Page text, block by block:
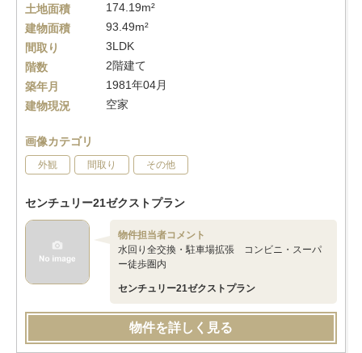
土地面積
174.19m²
建物面積
93.49m²
間取り
3LDK
階数
2階建て
築年月
1981年04月
建物現況
空家
画像カテゴリ
外観 間取り その他
センチュリー21ゼクストプラン
物件担当者コメント
水回り全交換・駐車場拡張 コンビニ・スーパ
ー徒歩圏内
センチュリー21ゼクストプラン
物件を詳しく見る